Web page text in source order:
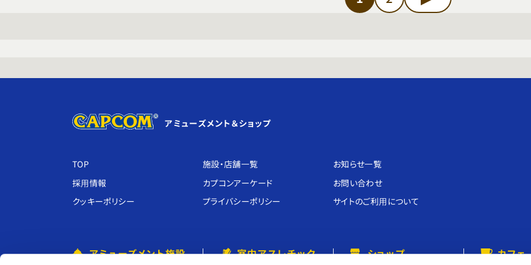
アミューズメント＆ショップ
TOP 施設・店舗⼀覧
お知らせ⼀覧
採⽤情報
カプコンアーケード
お問い合わせ
クッキーポリシー
プライバシーポリシー サイトのご利⽤について
アミューズメント施設 室内アスレチック ショップ カフェ